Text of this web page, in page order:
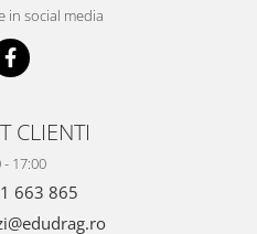
in social media
CLIENTI
- 17:00
663 865